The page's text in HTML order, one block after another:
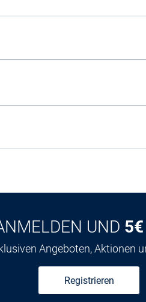
UND
Angeboten, Aktionen
Registrieren